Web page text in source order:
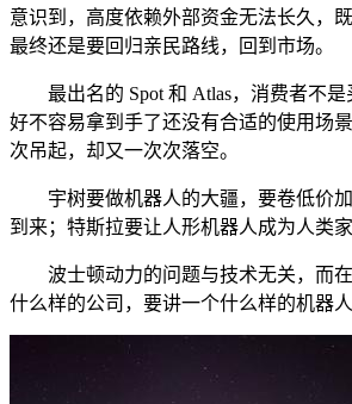
意识到，高度依赖外部资金无法长久，
最终还是要回归亲民路线，回到市场。
最出名的 Spot 和 Atlas，消费者不是
好不容易拿到手了还没有合适的使用场
次吊起，却又一次次落空。
宇树要做机器人的大疆，要卷低价加
到来；特斯拉要让人形机器人成为人类家
波士顿动力的问题与技术无关，而在
什么样的公司，要讲一个什么样的机器人